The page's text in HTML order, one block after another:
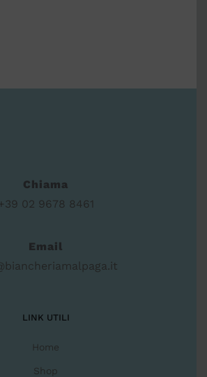
Chiama
+39 02 9678 8461
Email
LINK UTILI
Home
Shop